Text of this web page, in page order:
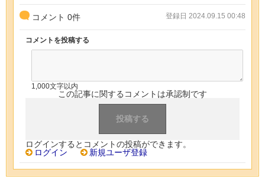
コメント 0件 登録日 2024.09.15 00:48
コメントを投稿する
1,000文字以内
この記事に関するコメントは承認制です
ログインするとコメントの投稿ができます。
ログイン
新規ユーザ登録